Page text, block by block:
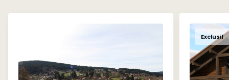
Exclusif